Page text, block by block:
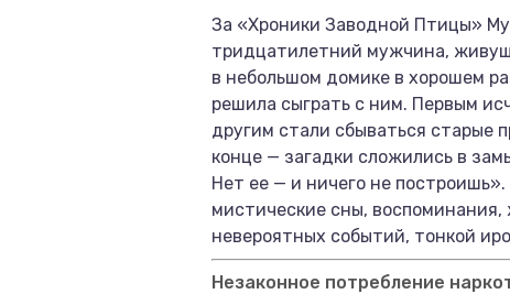
За «Хроники Заводной Птицы»
тридцатилетний мужчина,
в небольшом домике в хорошем
решила сыграть с ним. Первым
другим стали сбываться старые
конце — загадки сложились в
Нет ее — и ничего не
мистические сны,
невероятных событий, тонкой
Незаконное потребление